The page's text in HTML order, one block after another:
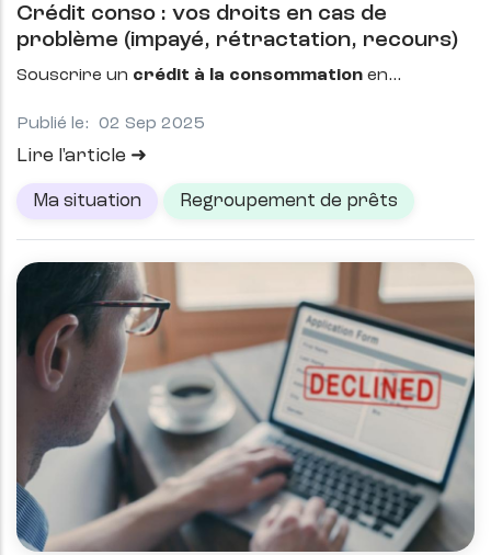
Crédit conso : vos droits en cas de
problème (impayé, rétractation, recours)
Souscrire un crédit à la consommation en
Publié le: 02 Sep 2025
Lire l'article
Ma situation Regroupement de prêts